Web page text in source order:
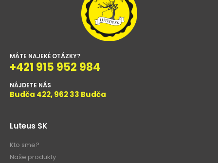
MÁTE NAJEKÉ OTÁZKY?
+421 915 952 984
NÁJDETE NÁS
Budča 422, 962 33 Budča
Luteus SK
Kto sme?
Naše produkty